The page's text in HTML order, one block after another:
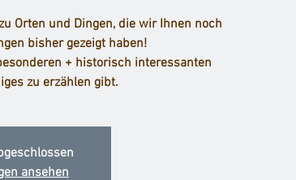
Orten und Dingen, die wir Ihnen noch
bisher gezeigt haben!
+ historisch interessanten
zu erzählen gibt.
ansehen